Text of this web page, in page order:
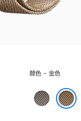
选
色:
颜色 - 金色
原
色